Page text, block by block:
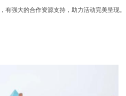
，有强大的合作资源支持，助力活动完美呈现。